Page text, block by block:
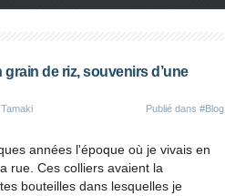
de riz, souvenirs d’une
Publié dans #Blog
années l'époque où je vivais en
rue. Ces colliers avaient la
bouteilles dans lesquelles je